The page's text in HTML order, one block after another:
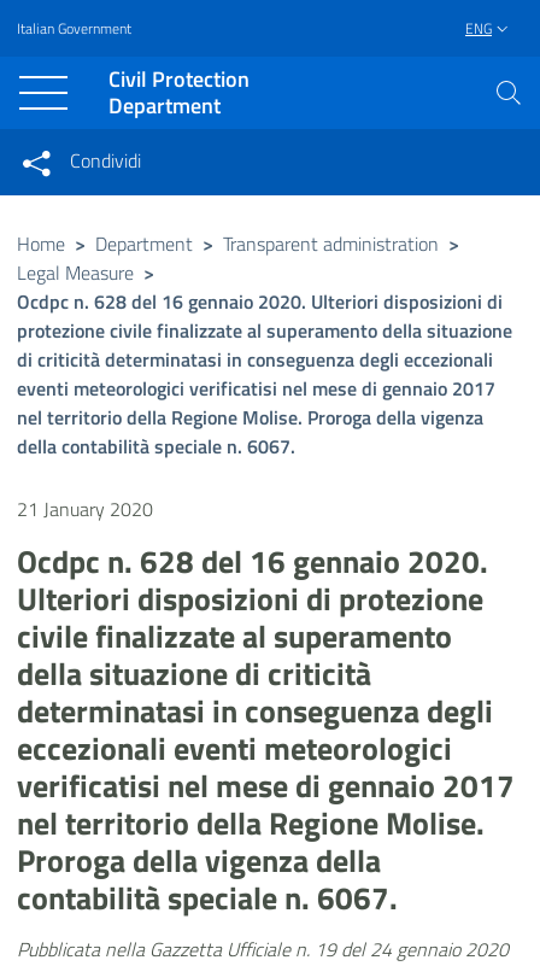
Vai al contenuto principale
Raggiungi il piè di pagina
Italian Government ENG
Civil Protection
Department
Condividi su Facebook
Condividi su Twitter
Condividi
Condividi sui social network
Home > Department > Transparent administration >
Legal Measure >
Ocdpc n. 628 del 16 gennaio 2020. Ulteriori disposizioni di
protezione civile finalizzate al superamento della situazione
di criticità determinatasi in conseguenza degli eccezionali
eventi meteorologici verificatisi nel mese di gennaio 2017
nel territorio della Regione Molise. Proroga della vigenza
della contabilità speciale n. 6067.
21 January 2020
Ocdpc n. 628 del 16 gennaio 2020.
Ulteriori disposizioni di protezione
civile finalizzate al superamento
della situazione di criticità
determinatasi in conseguenza degli
eccezionali eventi meteorologici
verificatisi nel mese di gennaio 2017
nel territorio della Regione Molise.
Proroga della vigenza della
contabilità speciale n. 6067.
Pubblicata nella Gazzetta Ufficiale n. 19 del 24 gennaio 2020